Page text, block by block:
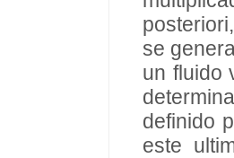
se
un fluido
definido
este